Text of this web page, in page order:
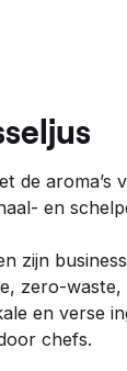
de aroma’s
en
zijn
zero-
en verse
chefs.